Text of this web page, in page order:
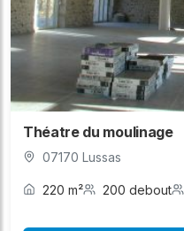
Théatre du moulinage
07170 Lussas
220 m² 200 debout